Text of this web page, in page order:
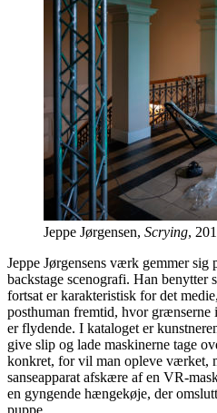
Jeppe Jørgensen, Scrying,
Jeppe Jørgensens værk gemmer sig
backstage scenografi. Han benytter
fortsat er karakteristisk for det
posthuman fremtid, hvor grænserne
er flydende. I kataloget er
give slip og lade maskinerne tage
konkret, for vil man opleve værket,
sanseapparat afskære af en VR-
en gyngende hængekøje, der
puppe.